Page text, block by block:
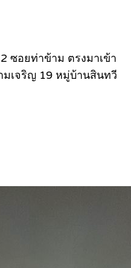
ซอยท่าข้าม ตรงมาเข้า
เจริญ 19 หมู่บ้านสินทวี